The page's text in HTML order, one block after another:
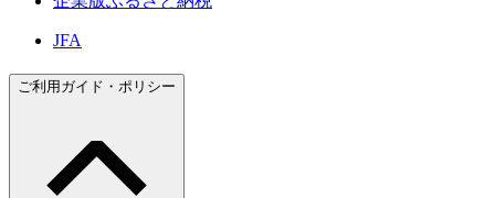
JFA
ご利用ガイド・ポリシー